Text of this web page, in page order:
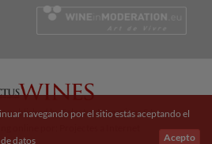
by Selectus Magazines S.L.
online por:
navegando por el sitio estás aceptando el
Acepto
datos